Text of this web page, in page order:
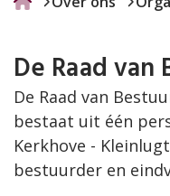
De Raad van
De Raad van
bestaat uit één
Kerkhove -
bestuurder en